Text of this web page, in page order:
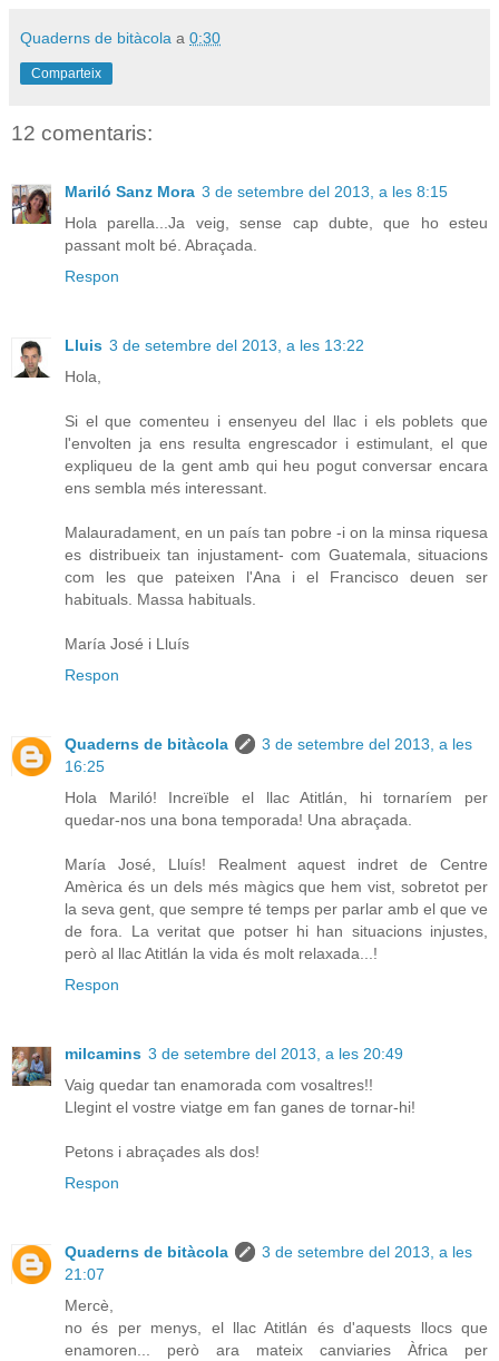
Quaderns de bitàcola a 0:30
Comparteix
12 comentaris:
Mariló Sanz Mora 3 de setembre del 2013, a les 8:15
Hola parella...Ja veig, sense cap dubte, que ho esteu
passant molt bé. Abraçada.
Respon
Lluis 3 de setembre del 2013, a les 13:22
Hola,
Si el que comenteu i ensenyeu del llac i els poblets que
l'envolten ja ens resulta engrescador i estimulant, el que
expliqueu de la gent amb qui heu pogut conversar encara
ens sembla més interessant.
Malauradament, en un país tan pobre -i on la minsa riquesa
es distribueix tan injustament- com Guatemala, situacions
com les que pateixen l'Ana i el Francisco deuen ser
habituals. Massa habituals.
María José i Lluís
Respon
Quaderns de bitàcola
3 de setembre del 2013, a les
16:25
Hola Mariló! Increïble el llac Atitlán, hi tornaríem per
quedar-nos una bona temporada! Una abraçada.
María José, Lluís! Realment aquest indret de Centre
Amèrica és un dels més màgics que hem vist, sobretot per
la seva gent, que sempre té temps per parlar amb el que ve
de fora. La veritat que potser hi han situacions injustes,
però al llac Atitlán la vida és molt relaxada...!
Respon
milcamins 3 de setembre del 2013, a les 20:49
Vaig quedar tan enamorada com vosaltres!!
Llegint el vostre viatge em fan ganes de tornar-hi!
Petons i abraçades als dos!
Respon
Quaderns de bitàcola
3 de setembre del 2013, a les
21:07
Mercè,
no és per menys, el llac Atitlán és d'aquests llocs que
enamoren... però ara mateix canviaries Àfrica per